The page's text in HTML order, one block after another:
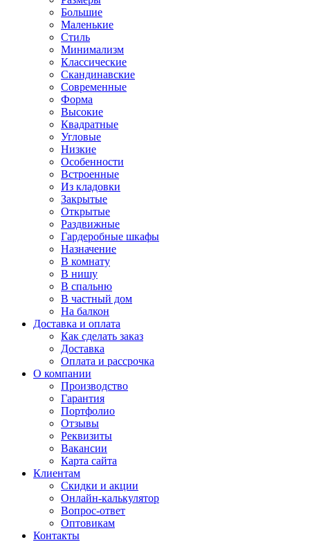
Большие
Маленькие
Стиль
Минимализм
Классические
Скандинавские
Современные
Форма
Высокие
Квадратные
Угловые
Низкие
Особенности
Встроенные
Из кладовки
Закрытые
Открытые
Раздвижные
Гардеробные шкафы
Назначение
В комнату
В нишу
В спальню
В частный дом
На балкон
Доставка и оплата
Как сделать заказ
Доставка
Оплата и рассрочка
О компании
Производство
Гарантия
Портфолио
Отзывы
Реквизиты
Вакансии
Карта сайта
Клиентам
Скидки и акции
Онлайн-калькулятор
Вопрос-ответ
Оптовикам
Контакты